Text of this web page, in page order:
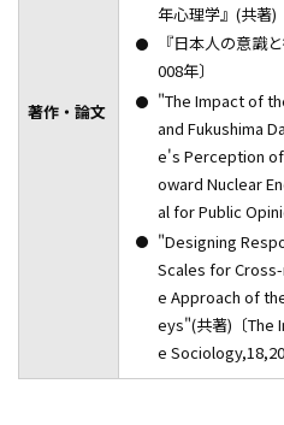
著作・論文
年心理学』(共著)
『日本人の意識
008年〕
"The Impact of
and Fukushima
e's Perception
oward Nuclear
al for Public
"Designing
Scales for
e Approach of
eys"(共著)〔The
e